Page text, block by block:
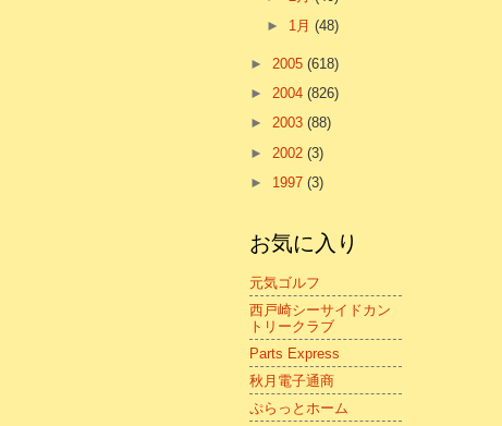
► 1月(48)
► 2005 (618)
► 2004 (826)
► 2003 (88)
► 2002 (3)
► 1997 (3)
お気に入り
元気ゴルフ
西戸崎シーサイドカン
トリークラブ
Parts Express
秋月電子通商
ぷらっとホーム